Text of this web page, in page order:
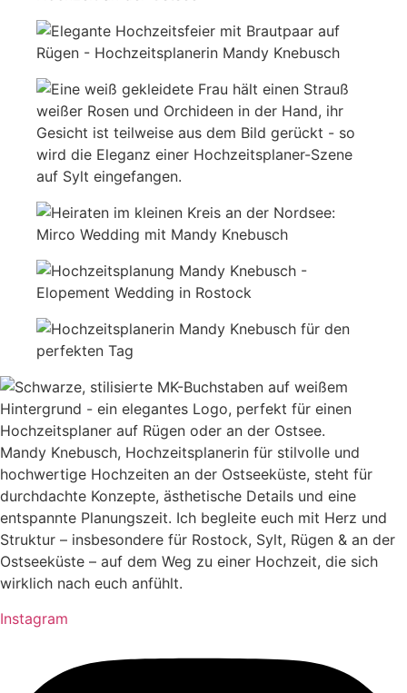
Mandy Knebusch, Hochzeitsplanerin für stilvolle und
hochwertige Hochzeiten an der Ostseeküste, steht für
durchdachte Konzepte, ästhetische Details und eine
entspannte Planungszeit. Ich begleite euch mit Herz und
Struktur – insbesondere für Rostock, Sylt, Rügen & an der
Ostseeküste – auf dem Weg zu einer Hochzeit, die sich
wirklich nach euch anfühlt.
Instagram